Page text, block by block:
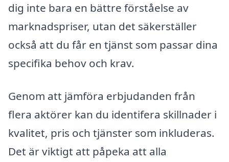
dig inte bara en bättre förståelse av
marknadspriser, utan det säkerställer
också att du får en tjänst som passar dina
specifika behov och krav.
Genom att jämföra erbjudanden från
flera aktörer kan du identifera skillnader i
kvalitet, pris och tjänster som inkluderas.
Det är viktigt att påpeka att alla